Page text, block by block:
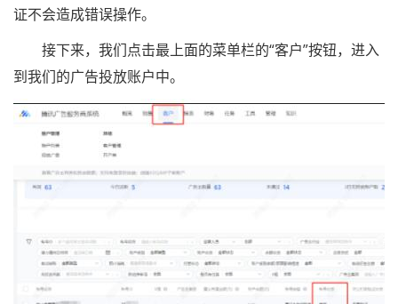
证不会造成错误操作。
接下来，我们点击最上面的菜单栏的“客户”按钮，进入
到我们的广告投放账户中。